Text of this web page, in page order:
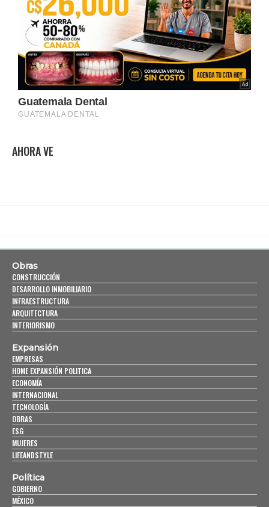
AHORA VE
Obras
CONSTRUCCIÓN
DESARROLLO INMOBILIARIO
INFRAESTRUCTURA
ARQUITECTURA
INTERIORISMO
Expansión
EMPRESAS
HOME EXPANSIÓN POLITICA
ECONOMÍA
INTERNACIONAL
TECNOLOGÍA
OBRAS
ESG
MUJERES
LIFEANDSTYLE
Política
GOBIERNO
MÉXICO